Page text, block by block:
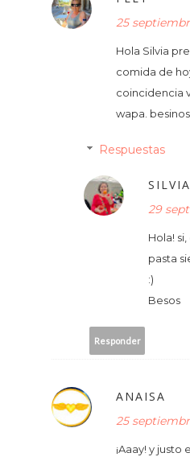
25
Hola Silvia
comida de
coincidencia
wapa. besinos
Respuestas
29
Hola!
pasta
:)
Besos
Responder
ANAISA
25
¡Aaay! y